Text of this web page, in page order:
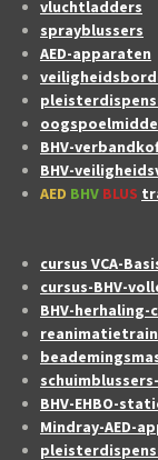
vluchtladders
sprayblussers
AED-apparaten
BHV-
BHV-
AED BHV BLUS
cursus VCA-
cursus-BHV-
BHV-herhaling-
BHV-EHBO-
Mindray-AED-